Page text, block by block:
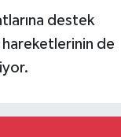
destek
hareketlerinin de